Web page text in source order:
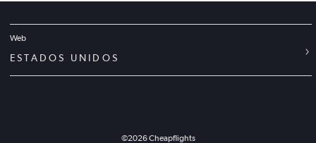
Web
ESTADOS UNIDOS
©2026Cheapflights